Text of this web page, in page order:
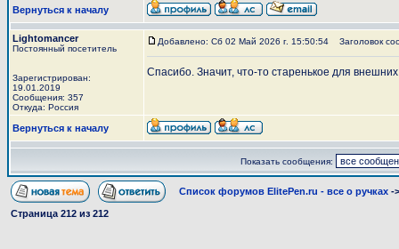
Вернуться к началу
Lightomancer
Постоянный посетитель
Зарегистрирован:
19.01.2019
Сообщения: 357
Откуда: Россия
Добавлено: Сб 02 Май 2026 г. 15:50:54 Заголовок
Спасибо. Значит, что-то старенькое для
Вернуться к началу
Показать сообщения:
Список форумов ElitePen.ru - все о ручках -
Страница 212 из 212